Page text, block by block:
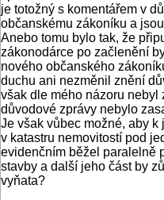
je totožný s komentářem v
občanskému zákoníku a
Anebo tomu bylo tak, že
zákonodárce po začlenění
nového občanského
duchu ani nezměnil znění
však dle mého názoru nebyl
důvodové zprávy nebylo
Je však vůbec možné, aby
v katastru nemovitostí pod
evidenčním běžel paralelně
stavby a další jeho část by
vyňata?